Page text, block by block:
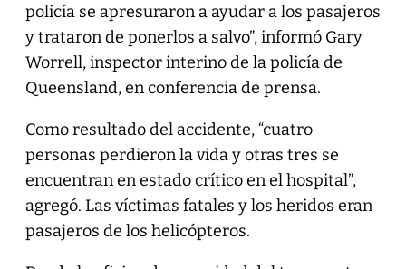
policía se apresuraron a ayudar a los pasajeros
y trataron de ponerlos a salvo”, informó Gary
Worrell, inspector interino de la policía de
Queensland, en conferencia de prensa.
Como resultado del accidente, “cuatro
personas perdieron la vida y otras tres se
encuentran en estado crítico en el hospital”,
agregó. Las víctimas fatales y los heridos eran
pasajeros de los helicópteros.